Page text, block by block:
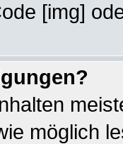
[img]
möglich